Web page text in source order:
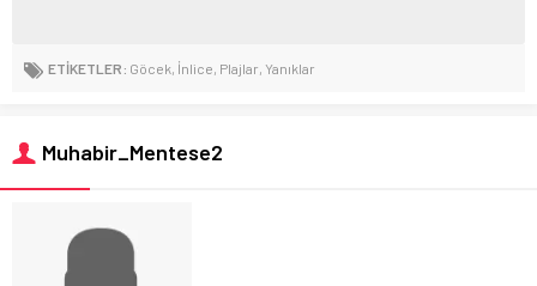
ETİKETLER: Göcek, İnlice, Plajlar, Yanıklar
Muhabir_Mentese2